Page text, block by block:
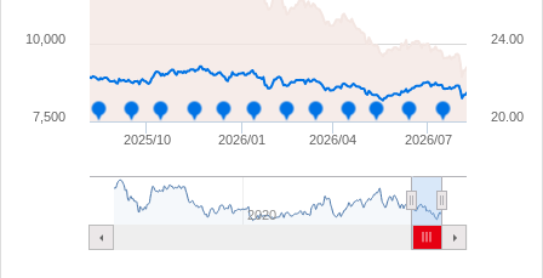
2026/01 2026/07
2025/10 2026/04
2020
7,500
10,000
20.00
24.00